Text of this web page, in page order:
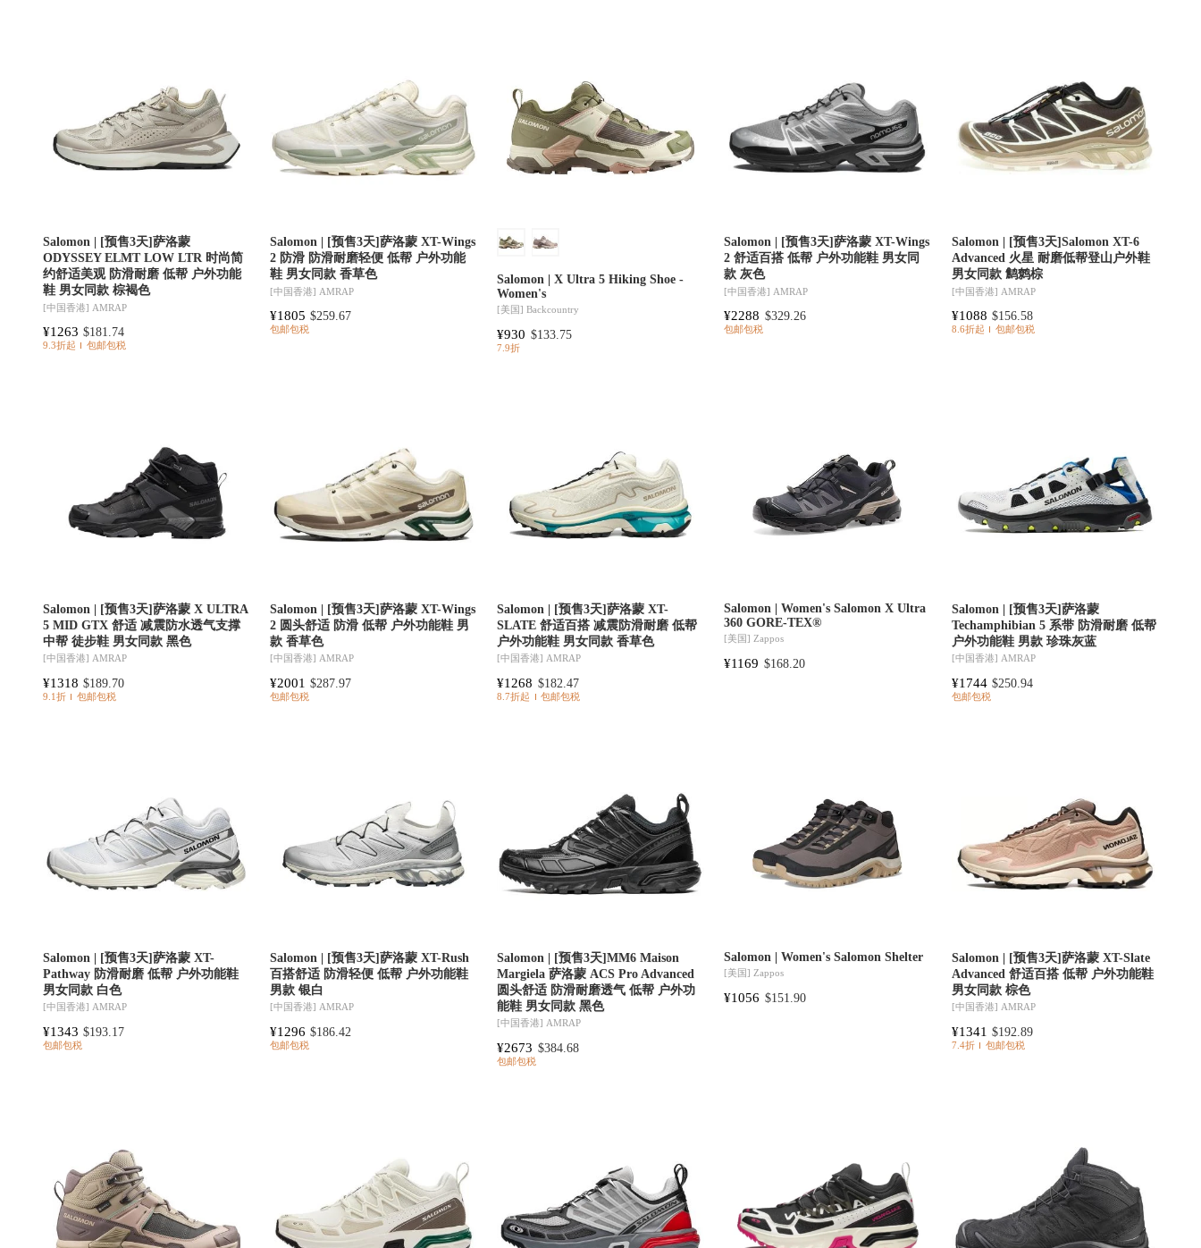
Salomon | [预售3天]萨洛蒙
ODYSSEY ELMT LOW LTR 时尚简
约舒适美观 防滑耐磨 低帮 户外功能
鞋 男女同款 棕褐色
[中国香港] AMRAP
¥1263 $181.74
9.3折起 包邮包税
Salomon | [预售3天]萨洛蒙 XT-Wings
2 防滑 防滑耐磨轻便 低帮 户外功能
鞋 男女同款 香草色
[中国香港] AMRAP
¥1805 $259.67
包邮包税
Salomon | X Ultra 5 Hiking Shoe -
Women's
[美国]Backcountry
¥930 $133.75
7.9折
Salomon | [预售3天]萨洛蒙 XT-Wings
2 舒适百搭 低帮 户外功能鞋 男女同
款 灰色
[中国香港] AMRAP
¥2288 $329.26
包邮包税
Salomon | [预售3天]Salomon XT-6
Advanced 火星 耐磨低帮登山户外鞋
男女同款 鹪鹩棕
[中国香港] AMRAP
¥1088 $156.58
8.6折起 包邮包税
Salomon | [预售3天]萨洛蒙 X ULTRA
5 MID GTX 舒适 减震防水透气支撑
中帮 徒步鞋 男女同款 黑色
[中国香港] AMRAP
¥1318 $189.70
9.1折 包邮包税
Salomon | [预售3天]萨洛蒙 XT-Wings
2 圆头舒适 防滑 低帮 户外功能鞋 男
款 香草色
[中国香港] AMRAP
¥2001 $287.97
包邮包税
Salomon | [预售3天]萨洛蒙 XT-
SLATE 舒适百搭 减震防滑耐磨 低帮
户外功能鞋 男女同款 香草色
[中国香港] AMRAP
¥1268 $182.47
8.7折起 包邮包税
Salomon | Women's Salomon X Ultra
360 GORE-TEX®
[美国] Zappos
¥1169 $168.20
Salomon | [预售3天]萨洛蒙
Techamphibian 5 系带 防滑耐磨 低帮
户外功能鞋 男款 珍珠灰蓝
[中国香港] AMRAP
¥1744 $250.94
包邮包税
Salomon | [预售3天]萨洛蒙 XT-
Pathway 防滑耐磨 低帮 户外功能鞋
男女同款 白色
[中国香港] AMRAP
¥1343 $193.17
包邮包税
Salomon | [预售3天]萨洛蒙 XT-Rush
百搭舒适 防滑轻便 低帮 户外功能鞋
男款 银白
[中国香港] AMRAP
¥1296 $186.42
包邮包税
Salomon | [预售3天]MM6 Maison
Margiela 萨洛蒙 ACS Pro Advanced
圆头舒适 防滑耐磨透气 低帮 户外功
能鞋 男女同款 黑色
[中国香港] AMRAP
¥2673 $384.68
包邮包税
Salomon | Women's Salomon Shelter
[美国] Zappos
¥1056 $151.90
Salomon | [预售3天]萨洛蒙 XT-Slate
Advanced 舒适百搭 低帮 户外功能鞋
男女同款 棕色
[中国香港] AMRAP
¥1341 $192.89
7.4折 包邮包税